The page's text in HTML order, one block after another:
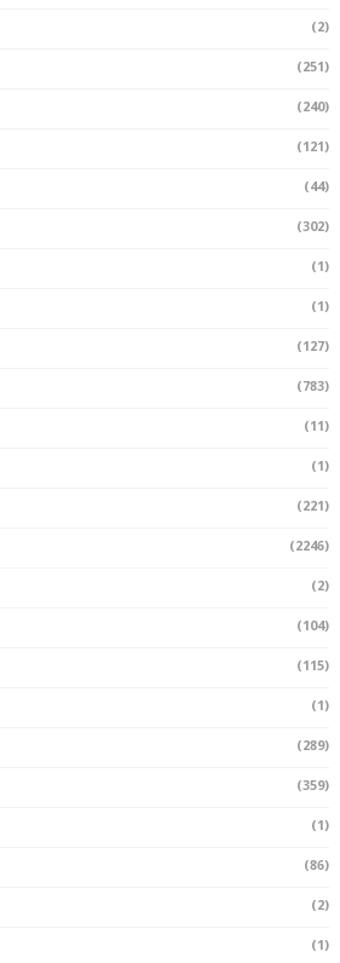
(2)
(251)
(240)
(121)
(44)
(302)
(1)
(1)
(127)
(783)
(11)
(1)
(221)
(2246)
(2)
(104)
(115)
(1)
(289)
(359)
(1)
(86)
(2)
(1)